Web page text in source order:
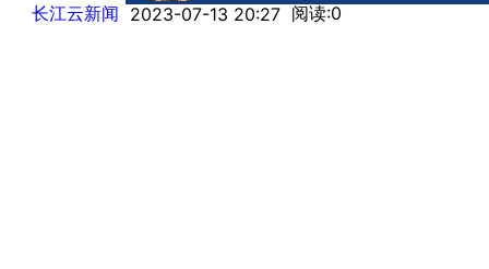
长江云新闻 2023-07-13 20:27 阅读:0